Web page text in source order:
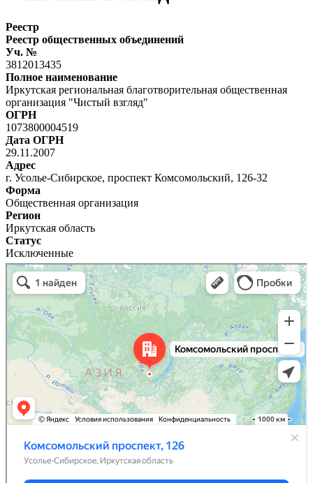
Реестр
Реестр общественных объединений
Уч. №
3812013435
Полное наименование
Иркутская региональная благотворительная общественная
организация "Чистый взгляд"
ОГРН
1073800004519
Дата ОГРН
29.11.2007
Адрес
г. Усолье-Сибирское, проспект Комсомольский, 126-32
Форма
Общественная организация
Регион
Иркутская область
Статус
Исключенные